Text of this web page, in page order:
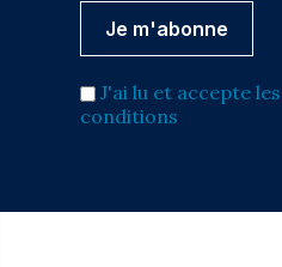
J'ai lu et accepte
conditions